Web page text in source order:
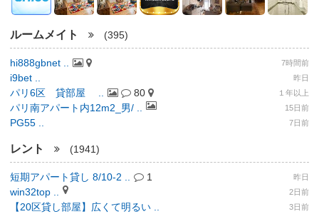
ルームメイト (395)
hi888gbnet .. 7時間前
i9bet .. 昨日
パリ6区 貸部屋 .. 80 １年以上
パリ南アパート内12m2_男/ .. 15日前
PG55 .. 7日前
レント (1941)
短期アパート貸し 8/10-2 .. 1 昨日
win32top .. 2日前
【20区貸し部屋】広くて明るい .. 3日前